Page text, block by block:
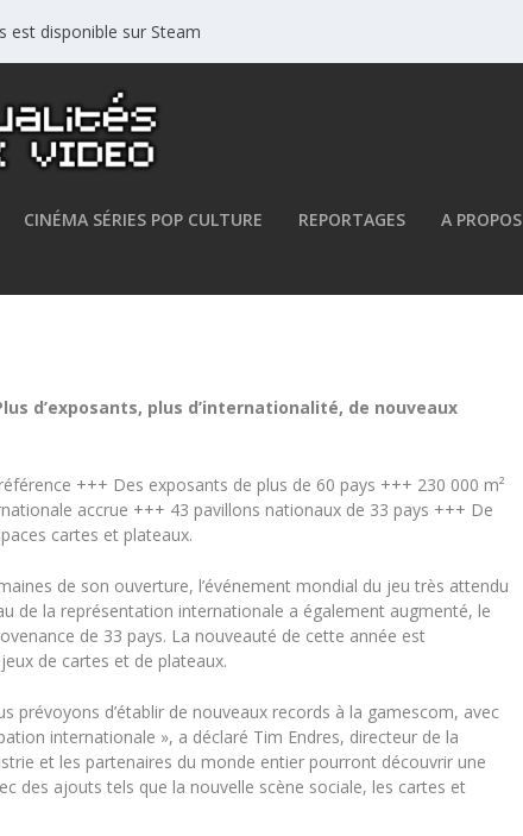
est disponible sur Steam
CINÉMA SÉRIES POP CULTURE REPORTAGES A PROPOS
d’exposants, plus d’internationalité, de nouveaux
+++ Des exposants de plus de 60 pays +++ 230 000 m²
accrue +++ 43 pavillons nationaux de 33 pays +++ De
cartes et plateaux.
de son ouverture, l’événement mondial du jeu très attendu
de la représentation internationale a également augmenté, le
de 33 pays. La nouveauté de cette année est
de cartes et de plateaux.
prévoyons d’établir de nouveaux records à la gamescom, avec
internationale », a déclaré Tim Endres, directeur de la
et les partenaires du monde entier pourront découvrir une
des ajouts tels que la nouvelle scène sociale, les cartes et